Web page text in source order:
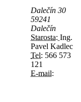
Dalečín 30
59241
Dalečín
Starosta: Ing.
Pavel Kadlec
Tel: 566 573
121
E-mail: